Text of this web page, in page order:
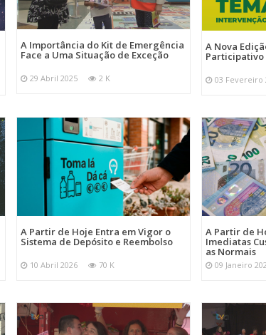
A Importância do Kit de Emergência
Face a Uma Situação de Exceção
29 Abril 2025 2 K
A Nova
Participativo
03 Fevereiro
A Partir de Hoje Entra em Vigor o
Sistema de Depósito e Reembolso
10 Abril 2026 70 K
A Partir de
Imediatas
as Normais
09 Janeiro